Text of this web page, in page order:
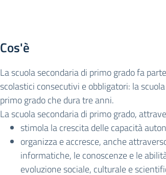
Cos'è
La scuola secondaria di primo grado fa
scolastici consecutivi e obbligatori: la
primo grado che dura tre anni.
La scuola secondaria di primo grado,
stimola la crescita delle capacità
organizza e accresce, anche
informatiche, le conoscenze e le
evoluzione sociale, culturale e